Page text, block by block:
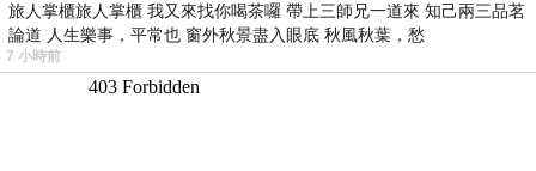
旅人掌櫃旅人掌櫃 我又來找你喝茶囉 帶上三師兄一道來 知己兩三品茗
論道 人生樂事，平常也 窗外秋景盡入眼底 秋風秋葉，愁
7 小時前